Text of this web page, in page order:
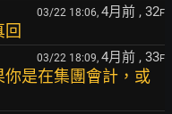
03/22 18:06, 4月前 , 32F
03/22 18:09, 4月前 , 33F
是在集團會計，或